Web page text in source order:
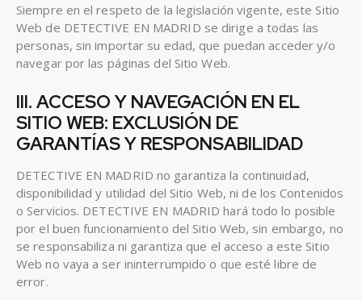
Siempre en el respeto de la legislación vigente, este Sitio
Web de DETECTIVE EN MADRID se dirige a todas las
personas, sin importar su edad, que puedan acceder y/o
navegar por las páginas del Sitio Web.
III. ACCESO Y NAVEGACIÓN EN EL
SITIO WEB: EXCLUSIÓN DE
GARANTÍAS Y RESPONSABILIDAD
DETECTIVE EN MADRID no garantiza la continuidad,
disponibilidad y utilidad del Sitio Web, ni de los Contenidos
o Servicios. DETECTIVE EN MADRID hará todo lo posible
por el buen funcionamiento del Sitio Web, sin embargo, no
se responsabiliza ni garantiza que el acceso a este Sitio
Web no vaya a ser ininterrumpido o que esté libre de
error.